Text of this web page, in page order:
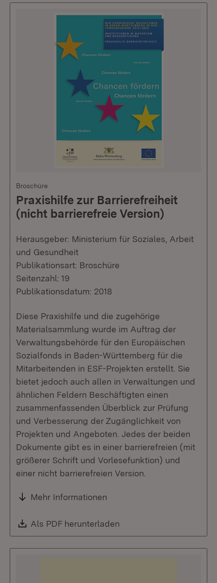
Broschüre
Praxishilfe zur Barrierefreiheit
(nicht barrierefreie Version)
Herausgeber: Ministerium für Soziales, Arbeit
und Gesundheit
Publikationsart: Broschüre
Seitenzahl: 19
Publikationsdatum: 2018
Diese Praxishilfe und die zugehörige
Materialsammlung wurde im Auftrag der
Verwaltungsbehörde für den Europäischen
Sozialfonds in Baden-Württemberg für die
Mitarbeitenden in ESF-Projekten erstellt. Sie
bietet jedoch auch allen in Verwaltungen und
ähnlichen Feldern Beschäftigten einen
zusammenfassenden Überblick zur Prüfung
und Verbesserung der Zugänglichkeit von
Projekten und Angeboten. Jedes der beiden
Dokumente gibt es in einer barrierefreien (mit
größerer Schrift und Vorlesefunktion) und
einer nicht barrierefreien Version.
Mehr Informationen
Download:
Als PDF herunterladen